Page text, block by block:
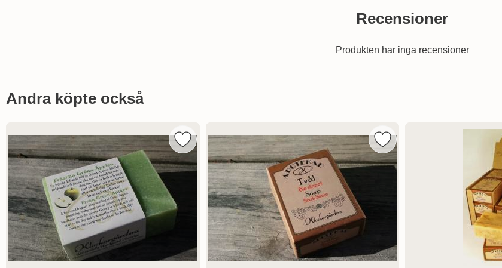
Recensioner
Produkten har inga recensioner
över
andra
Andra köpte också
Markera klockargårdens Gröna Äpplen - Naturtvål som favorit
Markera klockargårdens